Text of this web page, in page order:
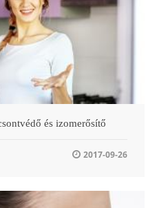
és izomerősítő
2017-09-26